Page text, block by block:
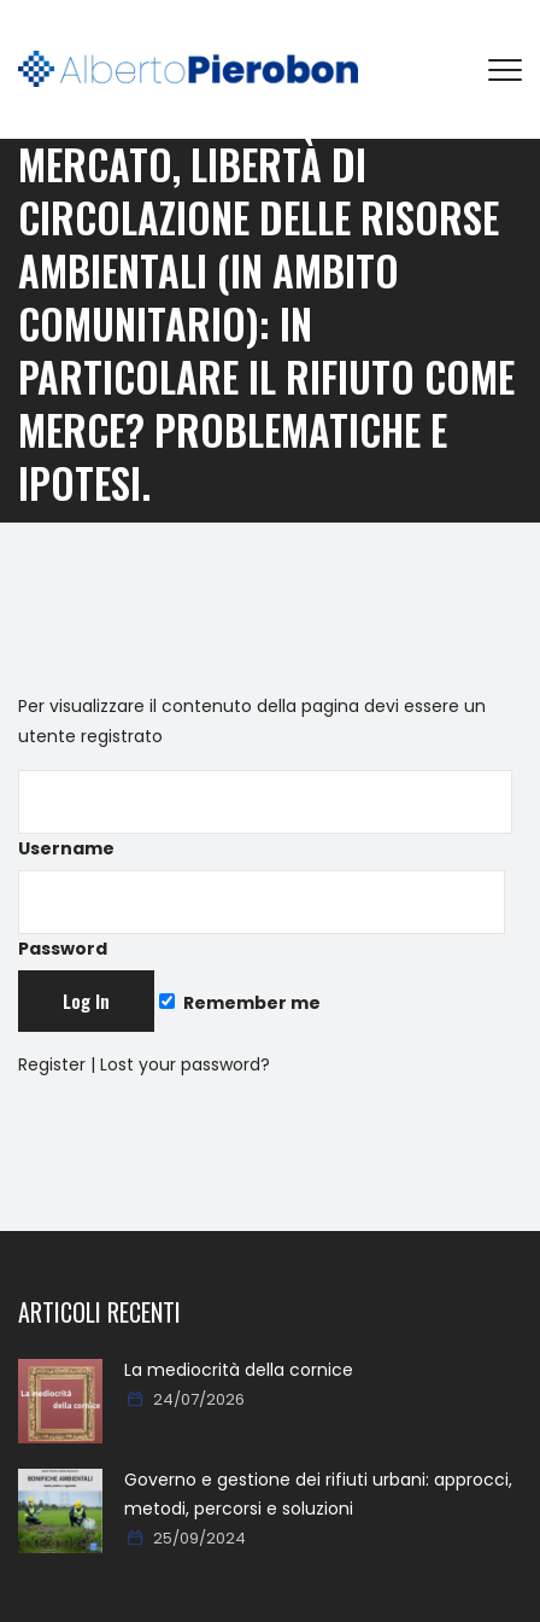
MERCATO, LIBERTÀ DI
CIRCOLAZIONE DELLE RISORSE
AMBIENTALI (IN AMBITO
COMUNITARIO): IN
PARTICOLARE IL RIFIUTO COME
MERCE? PROBLEMATICHE E
IPOTESI.
Per visualizzare il contenuto della pagina devi essere un
utente registrato
Username
Password
Remember me
Register | Lost your password?
ARTICOLI RECENTI
La mediocrità della cornice
24/07/2026
Governo e gestione dei rifiuti urbani: approcci,
metodi, percorsi e soluzioni
25/09/2024